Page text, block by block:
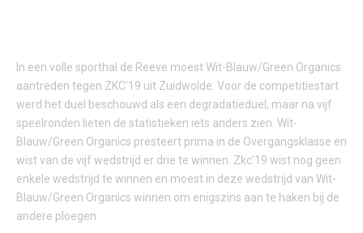
In een volle sporthal de Reeve moest Wit-Blauw/Green Organics
aantreden tegen ZKC’19 uit Zuidwolde. Voor de competitiestart
werd het duel beschouwd als een degradatieduel, maar na vijf
speelronden lieten de statistieken iets anders zien. Wit-
Blauw/Green Organics presteert prima in de Overgangsklasse en
wist van de vijf wedstrijd er drie te winnen. Zkc’19 wist nog geen
enkele wedstrijd te winnen en moest in deze wedstrijd van Wit-
Blauw/Green Organics winnen om enigszins aan te haken bij de
andere ploegen.